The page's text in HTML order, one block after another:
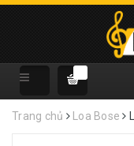
Trang chủ Loa Bose